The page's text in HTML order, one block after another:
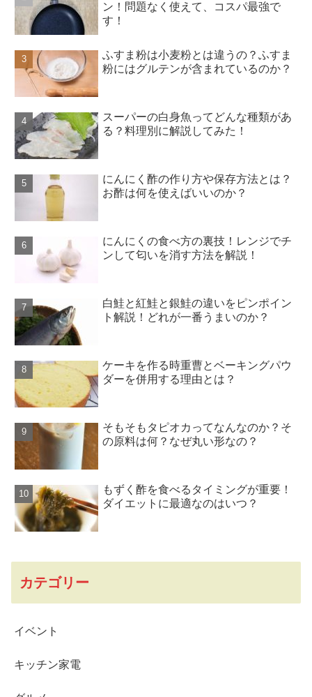
ン！問題なく使えて、コスパ最強で
す！
ふすま粉は小麦粉とは違うの？ふすま
粉にはグルテンが含まれているのか？
スーパーの白身魚ってどんな種類があ
る？料理別に解説してみた！
にんにく酢の作り方や保存方法とは？
お酢は何を使えばいいのか？
にんにくの食べ方の裏技！レンジでチ
ンして匂いを消す方法を解説！
白鮭と紅鮭と銀鮭の違いをピンポイン
ト解説！どれが一番うまいのか？
ケーキを作る時重曹とベーキングパウ
ダーを併用する理由とは？
そもそもタピオカってなんなのか？そ
の原料は何？なぜ丸い形なの？
もずく酢を食べるタイミングが重要！
ダイエットに最適なのはいつ？
カテゴリー
イベント
キッチン家電